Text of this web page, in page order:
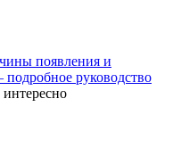
появления и
руководство